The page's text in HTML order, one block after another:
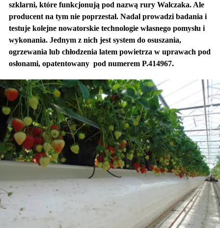
szklarni, które funkcjonują pod nazwą rury Walczaka. Ale
producent na tym nie poprzestał. Nadal prowadzi badania i
testuje kolejne nowatorskie technologie własnego pomysłu i
wykonania. Jednym z nich jest system do osuszania,
ogrzewania lub chłodzenia latem powietrza w uprawach pod
osłonami, opatentowany pod numerem P.414967.